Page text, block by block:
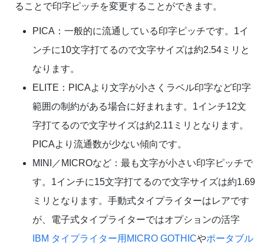
ることで印字ピッチを変更することができます。
PICA：一般的に流通している印字ピッチです。1イ
ンチに10文字打てるので文字サイズは約2.54ミリと
なります。
ELITE：PICAより文字が小さくラベル印字など印字
範囲の制約がある場合に好まれます。1インチ12文
字打てるので文字サイズは約2.11ミリとなります。
PICAより流通数が少ない傾向です。
MINI／MICROなど：最も文字が小さい印字ピッチで
す。1インチに15文字打てるので文字サイズは約1.69
ミリとなります。手動式タイプライターはレアです
が、電子式タイプライターではオプションの活字
IBM タイプライター用MICRO GOTHICやポータブル